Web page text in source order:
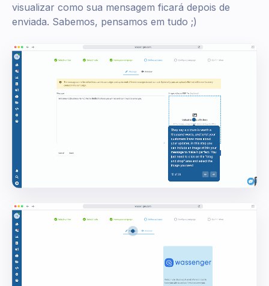
visualizar como sua mensagem ficará depois de
enviada. Sabemos, pensamos em tudo ;)